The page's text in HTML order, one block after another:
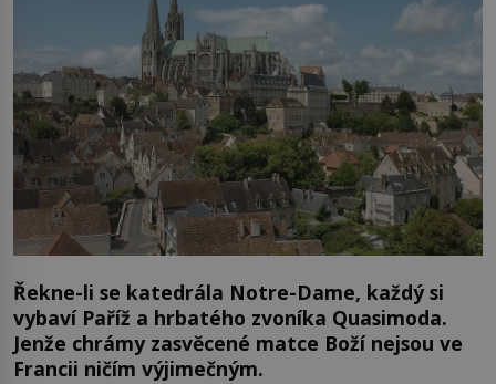
Řekne-li se katedrála Notre-Dame, každý si
vybaví Paříž a hrbatého zvoníka Quasimoda.
Jenže chrámy zasvěcené matce Boží nejsou ve
Francii ničím výjimečným.